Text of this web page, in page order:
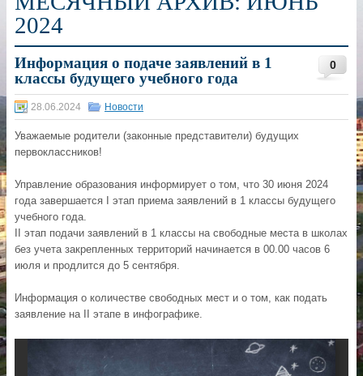
2024
0
Информация о подаче заявлений в 1
классы будущего учебного года
28.06.2024 Новости
Уважаемые родители (законные представители) будущих
первоклассников!
Управление образования информирует о том, что 30 июня 2024
года завершается I этап приема заявлений в 1 классы будущего
учебного года.
II этап подачи заявлений в 1 классы на свободные места в школах
без учета закрепленных территорий начинается в 00.00 часов 6
июля и продлится до 5 сентября.
Информация о количестве свободных мест и о том, как подать
заявление на II этапе в инфографике.